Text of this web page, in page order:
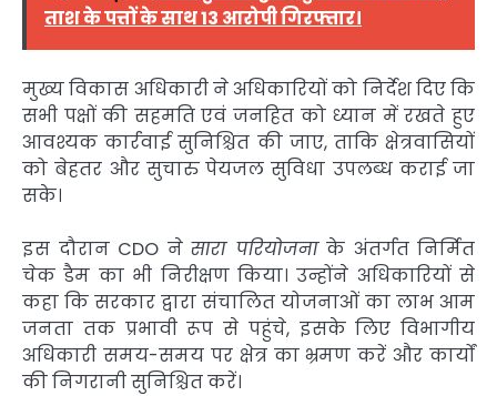
ताश के पत्तों के साथ 13 आरोपी गिरफ्तार।
मुख्य विकास अधिकारी ने अधिकारियों को निर्देश दिए कि
सभी पक्षों की सहमति एवं जनहित को ध्यान में रखते हुए
आवश्यक कार्रवाई सुनिश्चित की जाए, ताकि क्षेत्रवासियों
को बेहतर और सुचारु पेयजल सुविधा उपलब्ध कराई जा
सके।
इस दौरान CDO ने सारा परियोजनाके अंतर्गत निर्मित
चेक डैम का भी निरीक्षण किया। उन्होंने अधिकारियों से
कहा कि सरकार द्वारा संचालित योजनाओं का लाभ आम
जनता तक प्रभावी रूप से पहुंचे, इसके लिए विभागीय
अधिकारी समय-समय पर क्षेत्र का भ्रमण करें और कार्यों
की निगरानी सुनिश्चित करें।